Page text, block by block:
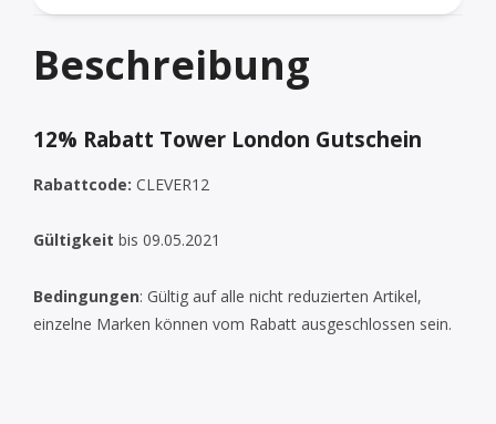
Beschreibung
12% Rabatt Tower London Gutschein
Rabattcode: CLEVER12
Gültigkeit bis 09.05.2021
Bedingungen: Gültig auf alle nicht reduzierten Artikel,
einzelne Marken können vom Rabatt ausgeschlossen sein.